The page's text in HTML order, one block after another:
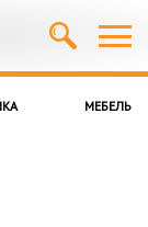
МЕБЕЛЬ